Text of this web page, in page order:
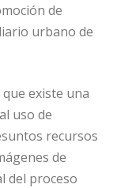
de
urbano de
existe una
uso de
recursos
de
del proceso